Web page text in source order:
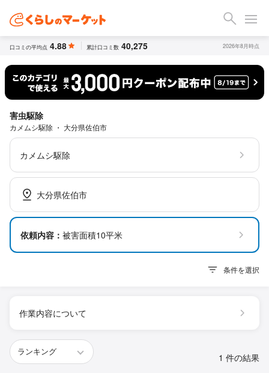
口コミの平均点 4.88 累計口コミ数 40,275 2026年8月時点
害虫駆除
カメムシ駆除 ・ 大分県佐伯市
カメムシ駆除
大分県佐伯市
依頼内容： 被害面積10平米
条件を選択
作業内容について
1 件の結果